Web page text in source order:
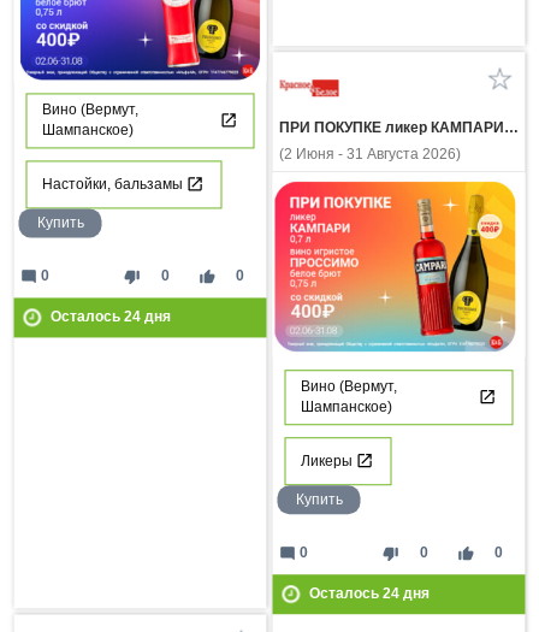
Вино (Вермут,
Шампанское)
Настойки, бальзамы
Купить
thumb_down 0 thumb_up 0
mode_comment 0
Осталось 24дня
ПРИ ПОКУПКЕ ликер КАМПАРИ 0.7л вино игристое ПРОССИМО белое брют 0.75л со скидкой 400 рублей
(2 Июня - 31 Августа 2026)
Вино (Вермут,
Шампанское)
Ликеры
Купить
thumb_down 0 thumb_up 0
mode_comment 0
Осталось 24дня